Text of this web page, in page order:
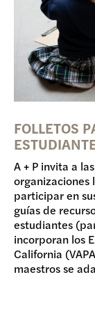
FOLLETOS
A + P invita a
organizaciones
participar en
guías de
estudiantes
incorporan los
California
maestros se